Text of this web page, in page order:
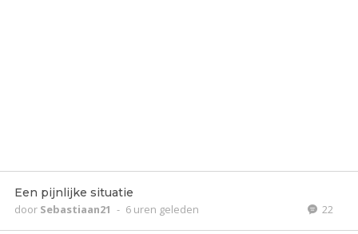
Een pijnlijke situatie
door Sebastiaan21 - 6 uren geleden 22